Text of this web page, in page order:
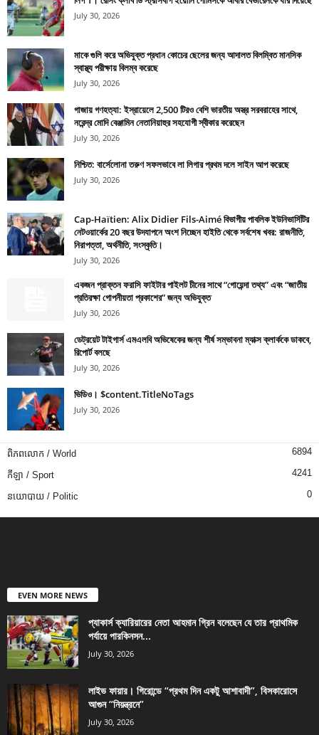
July 30, 2026
মাকে গুলি করে অভিযুক্ত প্রধান কোচের ছেলের জন্য আদালত বিলম্বিত মানসিক
স্বাস্থ্য পরীক্ষায় বিলম্ব করেছে
July 30, 2026
গাজায় গণহত্যা: ইস্রায়েলে 2,500 টিরও বেশি ভারতীয় অস্ত্র সরবরাহের সাথে,
নরেন্দ্র মোদি বেঞ্জামিন নেতানিয়াহুর সহযোগী স্বীকার করেছেন
July 30, 2026
নিশ্চিত: বার্সেলোনা তরুণ সফলভাবে লা লিগার প্রথম দলে সাইন আপ করেছে
July 30, 2026
Cap-Haïtien: Alix Didier Fils-Aimé বিভাগীয় পাবলিক ইউনিভার্সিটির
নেটওয়ার্কের 20 বছর উদযাপনে অংশ নিচ্ছেন হাইতি থেকে সর্বশেষ খবর: রাজনীতি,
নিরাপত্তা, অর্থনীতি, সংস্কৃতি।
July 30, 2026
একজন প্রাক্তন ফরাসি ফাইটার পাইলট চীনের সাথে “গোয়েন্দা তথ্য” এবং “জাতীয়
প্রতিরক্ষা গোপনীয়তা প্রকাশের” জন্য অভিযুক্ত
July 30, 2026
ডেট্রয়েট টাইগার্স এমএলবি অভিষেকের জন্য শীর্ষ সম্ভাবনা ম্যাক্স ক্লার্ককে ডাকবে,
রিপোর্ট বলছে
July 30, 2026
ভিডিও। $content.TitleNoTags
July 30, 2026
ពិភពលោក / World 6894
កីឡា / Sport 4241
នយោបាយ / Politic 0
EVEN MORE NEWS
প্যাকার্স ক্যারিয়ারের নেতা আহমান গ্রিন বলেছেন যে তার প্রাথমিক
পর্যায়ে পারকিনসন...
July 30, 2026
লাইভ ফায়ার। গিরোন্ডে “প্রথম দিন একটু আশাবাদী”, বিসকারোসে
আগুন “নিয়ন্ত্রনে”
July 30, 2026